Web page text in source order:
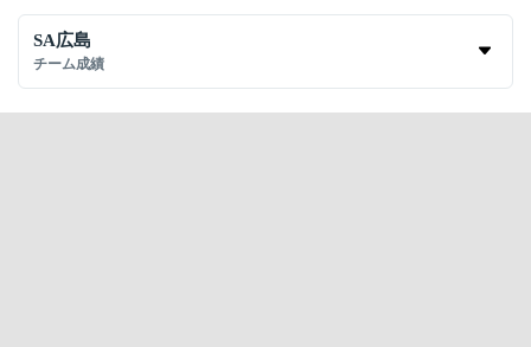
SA広島
チーム成績